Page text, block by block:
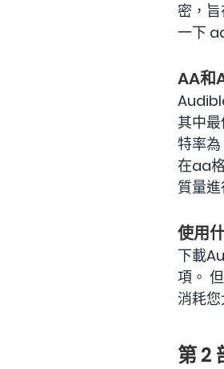
密，
一下
AA和
其中
特率
在aa
質量進
使用
下載
項。
消耗
第 2